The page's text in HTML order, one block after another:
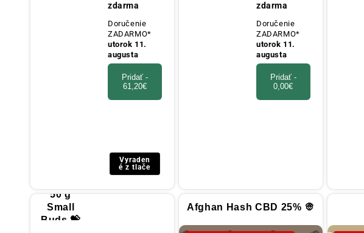
zdarma
Doručenie
ZADARMO*
utorok 11.
augusta
Pridať -
61,20€
Vyraden
é z tlače
zdarma
Doručenie
ZADARMO*
utorok 11.
augusta
Pridať -
0,00€
50 g
Small
Buds 💝
Afghan Hash CBD 25% 👳